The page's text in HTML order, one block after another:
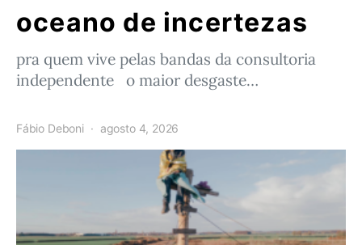
oceano de incertezas
pra quem vive pelas bandas da consultoria
independente o maior desgaste…
Fábio Deboni agosto 4, 2026